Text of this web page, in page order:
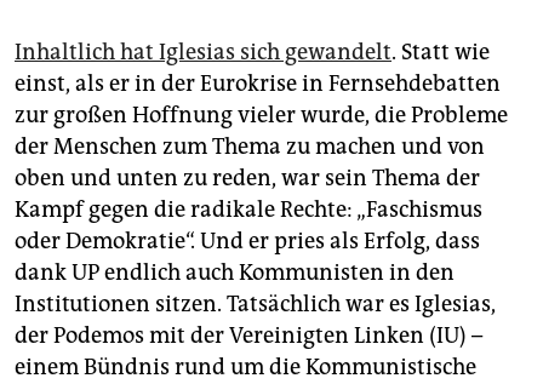
Inhaltlich hat Iglesias sich gewandelt. Statt wie
einst, als er in der Eurokrise in Fernsehdebatten
zur großen Hoffnung vieler wurde, die Probleme
der Menschen zum Thema zu machen und von
oben und unten zu reden, war sein Thema der
Kampf gegen die radikale Rechte: „Faschismus
oder Demokratie“. Und er pries als Erfolg, dass
dank UP endlich auch Kommunisten in den
Institutionen sitzen. Tatsächlich war es Iglesias,
der Podemos mit der Vereinigten Linken (IU) –
einem Bündnis rund um die Kommunistische